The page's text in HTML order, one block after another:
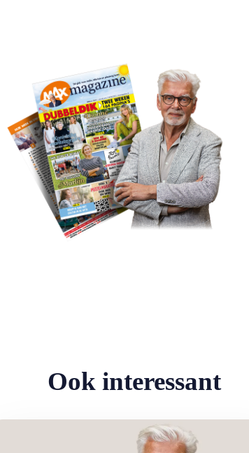
Ook interessant
doe wat ik leuk vind’
meer over Column Jan Slagter: Samen staan we sterk